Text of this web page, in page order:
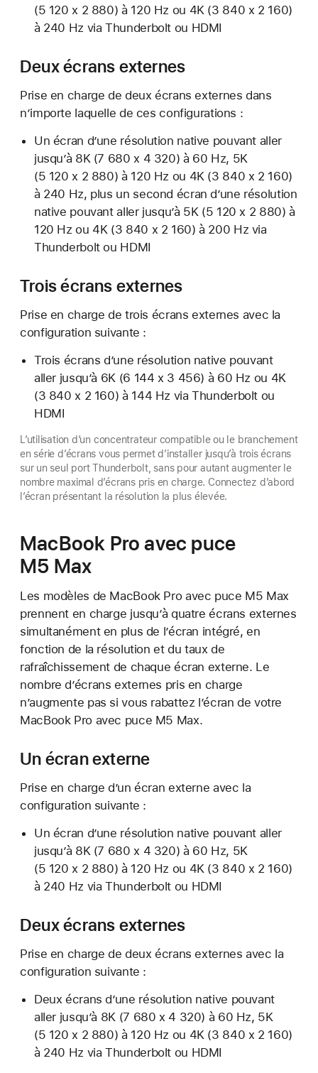
(5 120 x 2 880) à 120 Hz ou 4K (3 840 x 2 160)
à 240 Hz via Thunderbolt ou HDMI
Deux écrans externes
Prise en charge de deux écrans externes dans
n’importe laquelle de ces configurations :
Un écran d’une résolution native pouvant aller
jusqu’à 8K (7 680 x 4 320) à 60 Hz, 5K
(5 120 x 2 880) à 120 Hz ou 4K (3 840 x 2 160)
à 240 Hz, plus un second écran d’une résolution
native pouvant aller jusqu’à 5K (5 120 x 2 880) à
120 Hz ou 4K (3 840 x 2 160) à 200 Hz via
Thunderbolt ou HDMI
Trois écrans externes
Prise en charge de trois écrans externes avec la
configuration suivante :
Trois écrans d’une résolution native pouvant
aller jusqu’à 6K (6 144 x 3 456) à 60 Hz ou 4K
(3 840 x 2 160) à 144 Hz via Thunderbolt ou
HDMI
L’utilisation d’un concentrateur compatible ou le branchement
en série d’écrans vous permet d’installer jusqu’à trois écrans
sur un seul port Thunderbolt, sans pour autant augmenter le
nombre maximal d’écrans pris en charge. Connectez d’abord
l’écran présentant la résolution la plus élevée.
MacBook Pro avec puce
M5 Max
Les modèles de MacBook Pro avec puce M5 Max
prennent en charge jusqu’à quatre écrans externes
simultanément en plus de l’écran intégré, en
fonction de la résolution et du taux de
rafraîchissement de chaque écran externe. Le
nombre d’écrans externes pris en charge
n’augmente pas si vous rabattez l’écran de votre
MacBook Pro avec puce M5 Max.
Un écran externe
Prise en charge d’un écran externe avec la
configuration suivante :
Un écran d’une résolution native pouvant aller
jusqu’à 8K (7 680 x 4 320) à 60 Hz, 5K
(5 120 x 2 880) à 120 Hz ou 4K (3 840 x 2 160)
à 240 Hz via Thunderbolt ou HDMI
Deux écrans externes
Prise en charge de deux écrans externes avec la
configuration suivante :
Deux écrans d’une résolution native pouvant
aller jusqu’à 8K (7 680 x 4 320) à 60 Hz, 5K
(5 120 x 2 880) à 120 Hz ou 4K (3 840 x 2 160)
à 240 Hz via Thunderbolt ou HDMI